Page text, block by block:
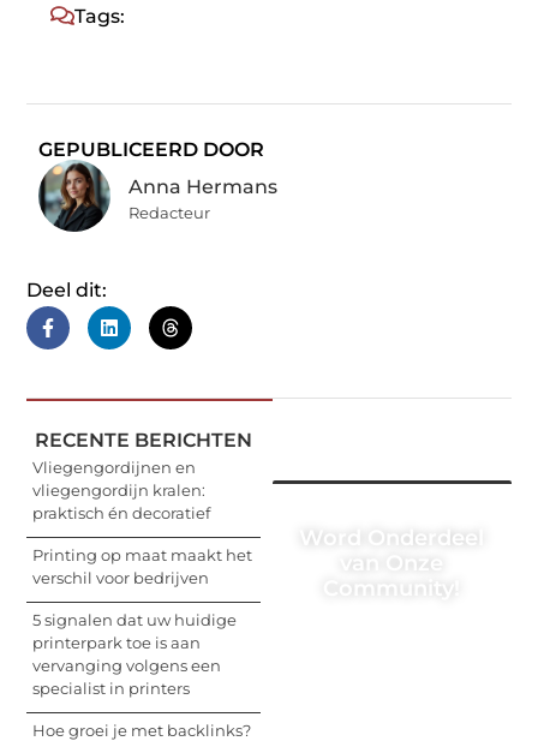
Tags:
GEPUBLICEERD DOOR
Anna Hermans
Redacteur
Deel dit:
RECENTE BERICHTEN
Vliegengordijnen en
vliegengordijn kralen:
praktisch én decoratief
Printing op maat maakt het
verschil voor bedrijven
5 signalen dat uw huidige
printerpark toe is aan
vervanging volgens een
specialist in printers
Hoe groei je met backlinks?
Word Onderdeel
van Onze
Community!